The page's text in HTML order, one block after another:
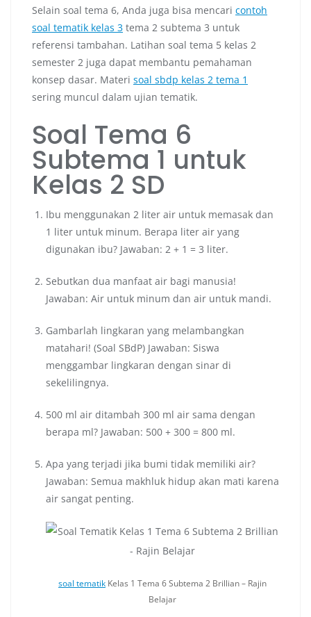
Selain soal tema 6, Anda juga bisa mencari contoh
soal tematik kelas 3 tema 2 subtema 3 untuk
referensi tambahan. Latihan soal tema 5 kelas 2
semester 2 juga dapat membantu pemahaman
konsep dasar. Materi soal sbdp kelas 2 tema 1
sering muncul dalam ujian tematik.
Soal Tema 6
Subtema 1 untuk
Kelas 2 SD
Ibu menggunakan 2 liter air untuk memasak dan
1 liter untuk minum. Berapa liter air yang
digunakan ibu? Jawaban: 2 + 1 = 3 liter.
Sebutkan dua manfaat air bagi manusia!
Jawaban: Air untuk minum dan air untuk mandi.
Gambarlah lingkaran yang melambangkan
matahari! (Soal SBdP) Jawaban: Siswa
menggambar lingkaran dengan sinar di
sekelilingnya.
500 ml air ditambah 300 ml air sama dengan
berapa ml? Jawaban: 500 + 300 = 800 ml.
Apa yang terjadi jika bumi tidak memiliki air?
Jawaban: Semua makhluk hidup akan mati karena
air sangat penting.
soal tematik Kelas 1 Tema 6 Subtema 2 Brillian – Rajin
Belajar